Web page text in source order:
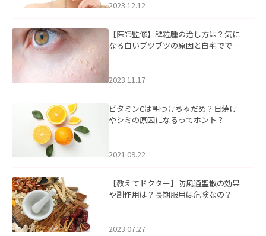
2023.12.12
【医師監修】稗粒腫の治し方は？気に
なる白いブツブツの原因と自宅ででき
2023.11.17
ビタミンCは朝つけちゃだめ？日焼け
やシミの原因になるってホント？
2021.09.22
【教えてドクター】防風通聖散の効果
や副作用は？長期服用は危険なの？
2023.07.27